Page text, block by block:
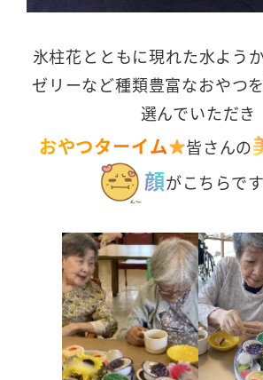
氷柱花とともに現れた水よう
ゼリーなど種類豊富なおやつ
選んでいただき
おやつターイム 皆さんの
顔がこちらです